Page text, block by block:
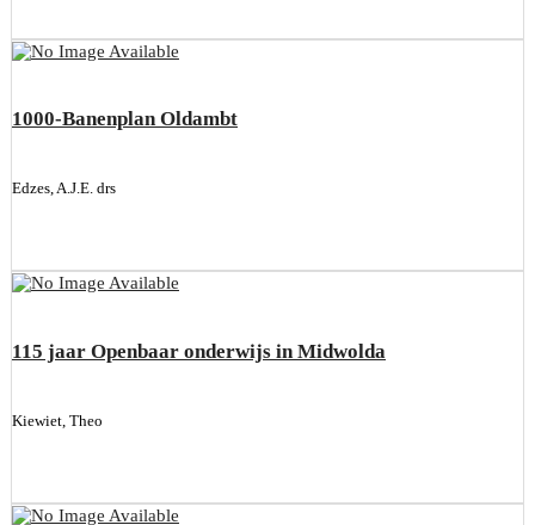
1000-Banenplan Oldambt
Edzes, A.J.E. drs
115 jaar Openbaar onderwijs in Midwolda
Kiewiet, Theo